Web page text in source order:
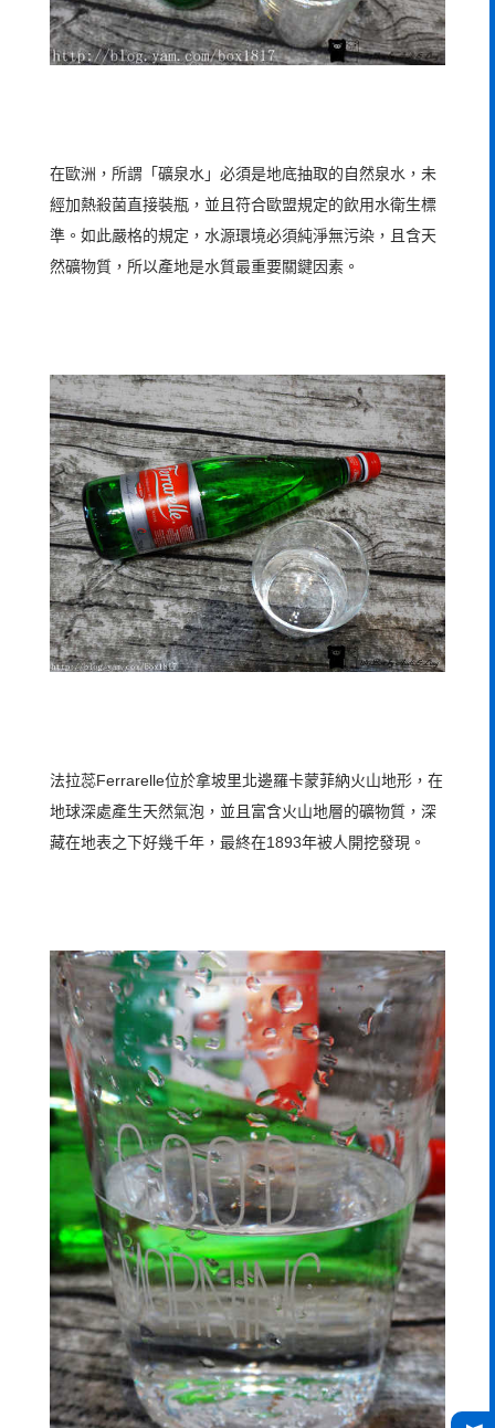
在歐洲，所謂「礦泉水」必須是地底抽取的自然泉水，未
經加熱殺菌直接裝瓶，並且符合歐盟規定的飲用水衛生標
準。如此嚴格的規定，水源環境必須純淨無污染，且含天
然礦物質，所以產地是水質最重要關鍵因素。
法拉蕊Ferrarelle位於拿坡里北邊羅卡蒙菲納火山地形，在
地球深處產生天然氣泡，並且富含火山地層的礦物質，深
藏在地表之下好幾千年，最終在1893年被人開挖發現。